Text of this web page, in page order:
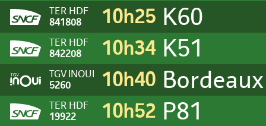
TER HDF
841808
10h25 K60
TER HDF
842208
10h34 K51
TGV INOUI
5260
10h40
TER HDF
19922
10h52 P81